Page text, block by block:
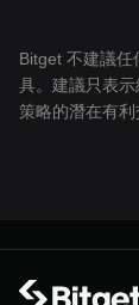
Bitget 不建議任
具。建議只表
策略的潛在有利